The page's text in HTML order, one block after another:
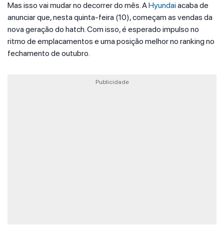
Mas isso vai mudar no decorrer do mês. AHyundaiacaba de
anunciar que, nesta quinta-feira (10), começam as vendas da
nova geração do hatch. Com isso, é esperado impulso no
ritmo de emplacamentos e uma posição melhor no ranking no
fechamento de outubro.
Publicidade